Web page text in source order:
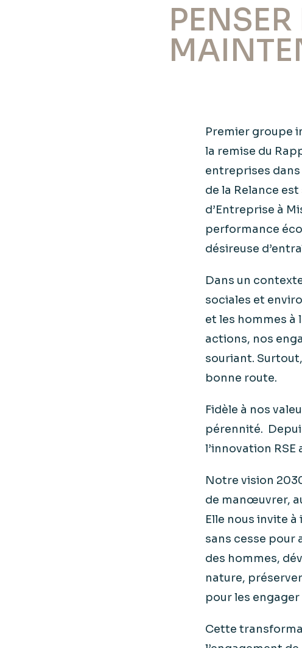
Premier groupe
la remise du
entreprises dans
de la Relance
d’Entreprise à
performance
désireuse
Dans un
sociales et
et les hommes à
actions, nos
souriant.
bonne route.​
Fidèle à nos
pérennité.
l’innovation
Notre vision
de manœuvrer,
Elle nous invite
sans cesse pour
des hommes,
nature,
pour les
Cette